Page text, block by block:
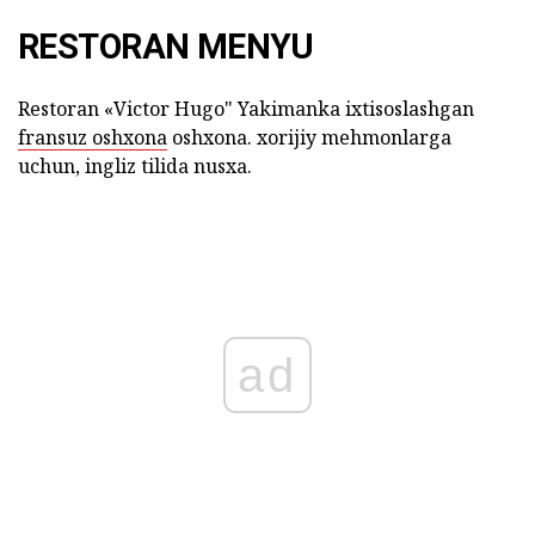
RESTORAN MENYU
Restoran «Victor Hugo" Yakimanka ixtisoslashgan
fransuz oshxona oshxona. xorijiy mehmonlarga
uchun, ingliz tilida nusxa.
ad